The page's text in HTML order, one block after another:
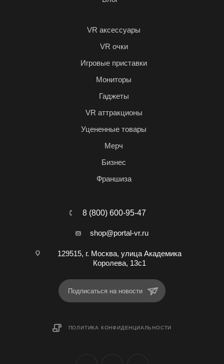
VR аксессуары
VR очки
Игровые приставки
Мониторы
Гаджеты
VR аттракционы
Уцененные товары
Мерч
Бизнес
Франшиза
8 (800) 600-95-47
shop@portal-vr.ru
129515, г. Москва, улица Академика
Королева, 13с1
Подписаться на новости
ПОЛИТИКА КОНФИДЕНЦИАЛЬНОСТИ